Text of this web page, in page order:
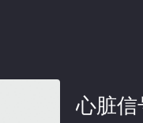
心脏信